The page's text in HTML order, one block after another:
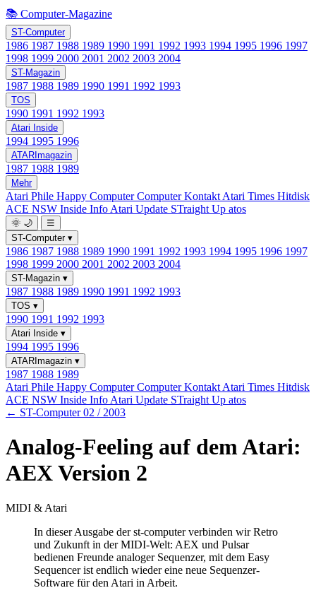
📚 Computer-Magazine
ST-Computer
1986 1987 1988 1989 1990 1991 1992 1993 1994 1995 1996 1997
1998 1999 2000 2001 2002 2003 2004
ST-Magazin
1987 1988 1989 1990 1991 1992 1993
TOS
1990 1991 1992 1993
Atari Inside
1994 1995 1996
ATARImagazin
1987 1988 1989
Mehr
Atari Phile Happy ComputerComputer Kontakt Atari Times Hitdisk
ACE NSW Inside Info Atari Update STraight Up atos
🌞 🌙
☰
ST-Computer ▾
1986 1987 1988 1989 1990 1991 1992 1993 1994 1995 1996 1997
1998 1999 2000 2001 2002 2003 2004
ST-Magazin ▾
1987 1988 1989 1990 1991 1992 1993
TOS ▾
1990 1991 1992 1993
Atari Inside ▾
1994 1995 1996
ATARImagazin ▾
1987 1988 1989
Atari Phile Happy ComputerComputer Kontakt Atari Times Hitdisk
ACE NSW Inside Info Atari Update STraight Up atos
← ST-Computer 02 / 2003
Analog-Feeling auf dem Atari:
AEX Version 2
MIDI & Atari
In dieser Ausgabe der st-computer verbinden wir Retro
und Zukunft in der MIDI-Welt: AEX und Pulsar
bedienen Freunde analoger Sequenzer, mit dem Easy
Sequencer ist endlich wieder eine neue Sequenzer-
Software für den Atari in Arbeit.